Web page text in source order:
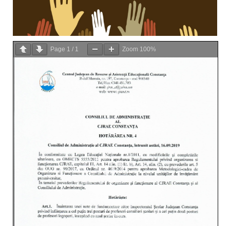
Page 1 / 1 Zoom 100%